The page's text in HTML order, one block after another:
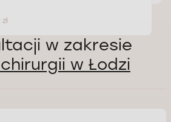
w zakresie
w Łodzi